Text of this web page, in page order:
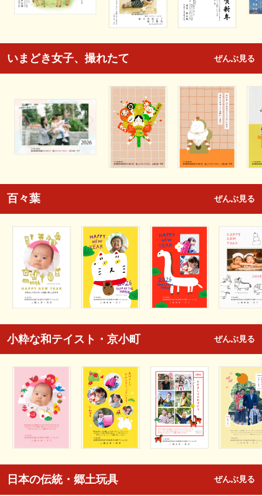
いまどき女子、撮れたて ぜんぶ見る
百々葉 ぜんぶ見る
小粋な和テイスト・京小町 ぜんぶ見る
日本の伝統・郷土玩具 ぜんぶ見る